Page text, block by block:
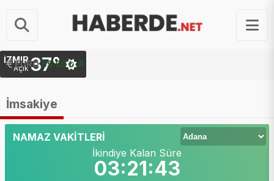
EURO 55.05 ₺
İZMIR
Açık 37°
İmsakiye
NAMAZ VAKİTLERİ
İkindiye Kalan Süre
03:21:43